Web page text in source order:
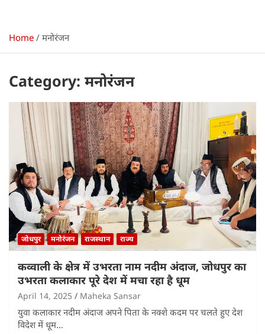
Home मनोरंजन
Category: मनोरंजन
जोधपुर मनोरंजन राजस्थान राज्य
कव्वाली के क्षेत्र में उभरता नाम नदीम अंदाज, जोधपुर का
उभरता कलाकार पूरे देश में मचा रहा है धूम
April 14, 2025 Maheka Sansar
युवा कलाकार नदीम अंदाज अपने पिता के नक्शे कदम पर चलते हुए देश
विदेश में धूम…